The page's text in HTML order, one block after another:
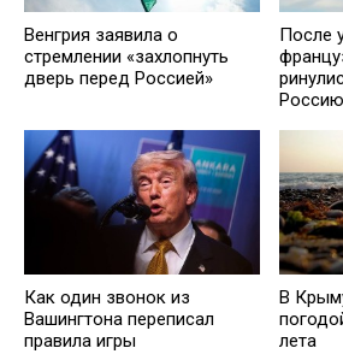
Венгрия заявила о
стремлении «захлопнуть
дверь перед Россией»
После
Россию
Как один звонок из
Вашингтона переписал
правила игры
В
лета